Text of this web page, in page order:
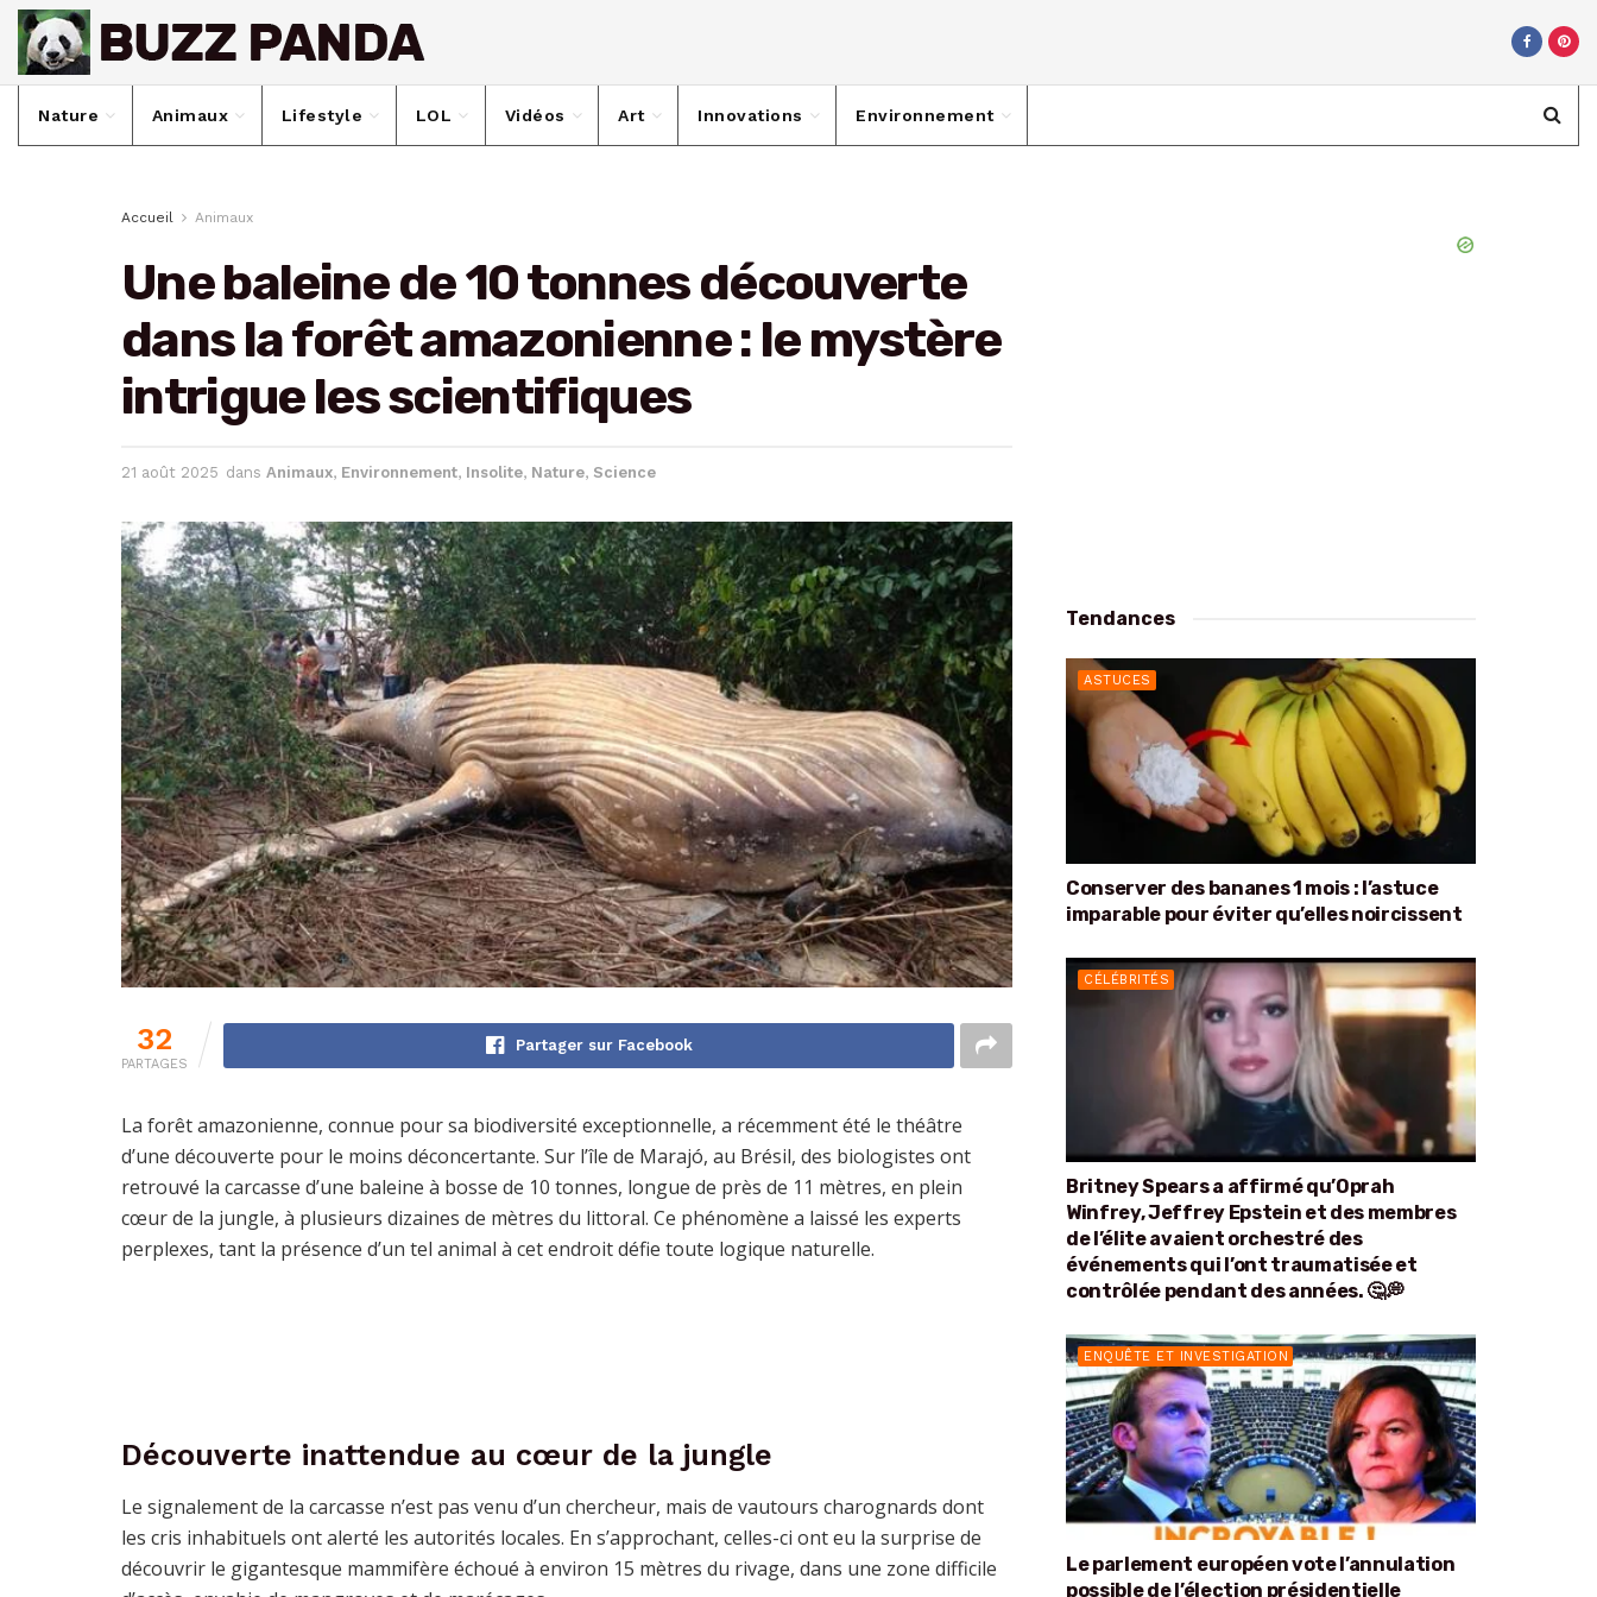
Nature Animaux Lifestyle LOL Vidéos Art Innovations Environnement
Accueil Animaux
Une baleine de 10 tonnes découverte
dans la forêt amazonienne : le mystère
intrigue les scientifiques
21 août 2025 dans Animaux, Environnement, Insolite, Nature, Science
32
PARTAGES
Partager sur Facebook
La forêt amazonienne, connue pour sa biodiversité exceptionnelle, a récemment été le théâtre
d’une découverte pour le moins déconcertante. Sur l’île de Marajó, au Brésil, des biologistes ont
retrouvé la carcasse d’une baleine à bosse de 10 tonnes, longue de près de 11 mètres, en plein
cœur de la jungle, à plusieurs dizaines de mètres du littoral. Ce phénomène a laissé les experts
perplexes, tant la présence d’un tel animal à cet endroit défie toute logique naturelle.
Découverte inattendue au cœur de la jungle
Le signalement de la carcasse n’est pas venu d’un chercheur, mais de vautours charognards dont
les cris inhabituels ont alerté les autorités locales. En s’approchant, celles-ci ont eu la surprise de
découvrir le gigantesque mammifère échoué à environ 15 mètres du rivage, dans une zone difficile
Tendances
ASTUCES
Conserver des bananes 1 mois : l’astuce
imparable pour éviter qu’elles noircissent
CÉLÉBRITÉS
Britney Spears a affirmé qu’Oprah
Winfrey, Jeffrey Epstein et des membres
de l’élite avaient orchestré des
événements qui l’ont traumatisée et
contrôlée pendant des années. 🤔💭
ENQUÊTE ET INVESTIGATION
Le parlement européen vote l’annulation
possible de l’élection présidentielle